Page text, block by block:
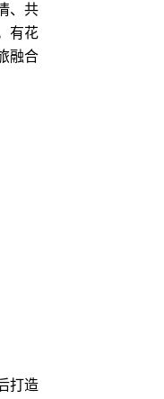
、共
有花
融合
打造